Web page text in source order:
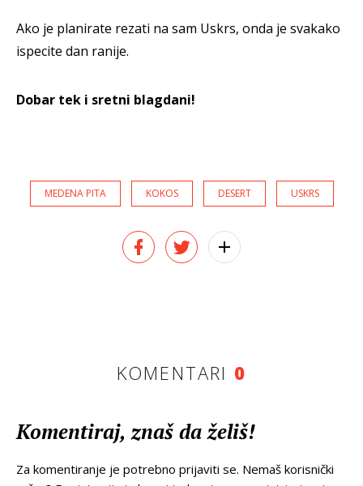
Ako je planirate rezati na sam Uskrs, onda je svakako
ispecite dan ranije.
Dobar tek i sretni blagdani!
MEDENA PITA KOKOS DESERT USKRS
KOMENTARI 0
Komentiraj, znaš da želiš!
Za komentiranje je potrebno prijaviti se. Nemaš korisnički